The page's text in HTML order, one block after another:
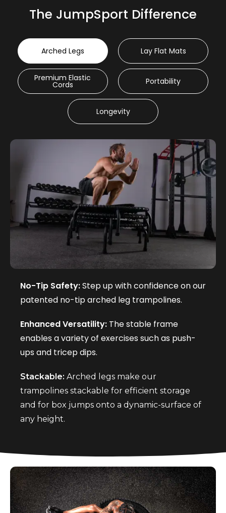
The JumpSport Difference
Arched Legs Lay Flat Mats
Premium Elastic
Cords Portability
Longevity
No-Tip Safety:Step up with confidence on our
patented no-tip arched leg trampolines.
Enhanced Versatility: The stable frame
enables a variety of exercises such as push-
ups and tricep dips.
Stackable: Arched legs make our
trampolines stackable for efficient storage
and for box jumps onto a dynamic-surface of
any height.